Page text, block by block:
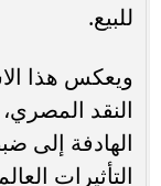
للبيع.
ويعكس هذا
النقد
الهادفة إلى
التأثيرات